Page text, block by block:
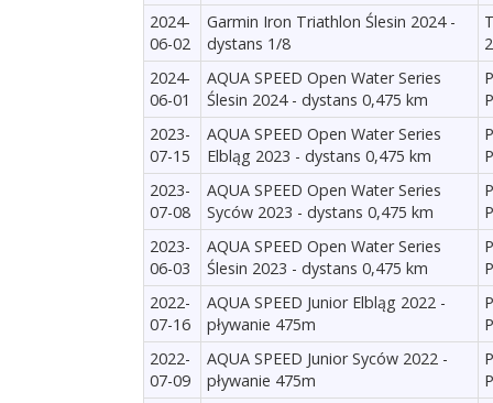
2024-
06-02
Garmin Iron Triathlon Ślesin 2024 -
dystans 1/8
2024-
06-01
AQUA SPEED Open Water Series
Ślesin 2024 - dystans 0,475 km
2023-
07-15
AQUA SPEED Open Water Series
Elbląg 2023 - dystans 0,475 km
2023-
07-08
AQUA SPEED Open Water Series
Syców 2023 - dystans 0,475 km
2023-
06-03
AQUA SPEED Open Water Series
Ślesin 2023 - dystans 0,475 km
2022-
07-16
AQUA SPEED Junior Elbląg 2022 -
pływanie 475m
2022-
07-09
AQUA SPEED Junior Syców 2022 -
pływanie 475m